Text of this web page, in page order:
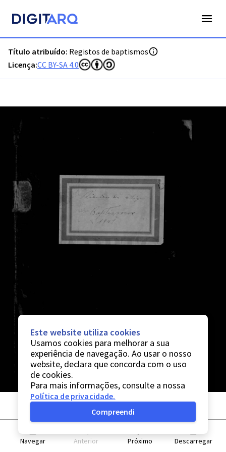
Título atribuído: Registos de baptismos
Licença:CC BY-SA 4.0
Navegar Anterior Próximo Descarregar
Este website utiliza cookies
Usamos cookies para melhorar a sua
experiência de navegação. Ao usar o nosso
website, declara que concorda com o uso
de cookies.
Para mais informações, consulte a nossa
Política de privacidade.
Compreendi